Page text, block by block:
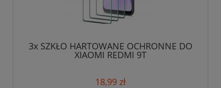
3x SZKŁO HARTOWANE OCHRONNE DO
XIAOMI REDMI 9T
18,99 zł